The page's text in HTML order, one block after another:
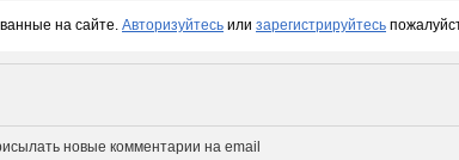
на сайте. Авторизуйтесь или зарегистрируйтесь
новые комментарии на email